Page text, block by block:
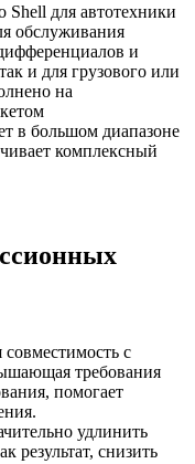
Shell для автотехники
обслуживания
и
и для грузового или
на
в большом диапазоне
комплексный
с
требования
помогает
удлинить
результат, снизить